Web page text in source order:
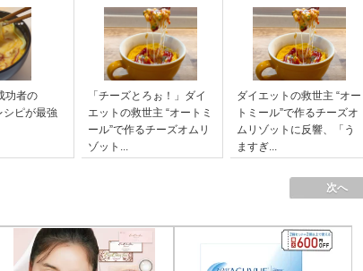
功者の
シピが最強
「チーズとろぉ！」ダイ
エットの救世主 “オートミ
ール”で作るチーズオムリ
ゾット...
ダイエットの救世主 “オー
トミール”で作るチーズオ
ムリゾットに反響、「う
ますぎ...
次へ